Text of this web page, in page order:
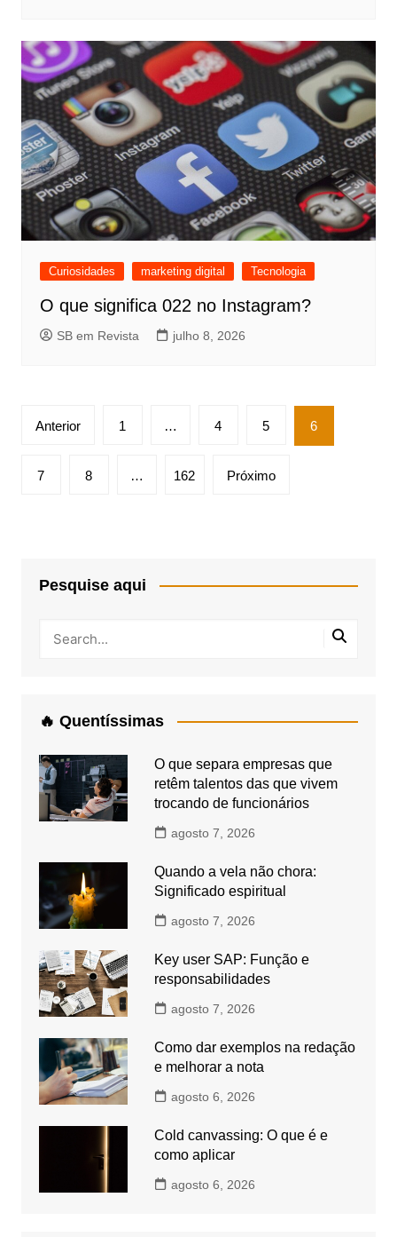
Curiosidades marketing digital Tecnologia
O que significa 022 no Instagram?
SB em Revista julho 8, 2026
Paginação
posts
Anterior 1 … 4 5 6
7 8 … 162 Próximo
Pesquise aqui
🔥 Quentíssimas
O que separa empresas que
retêm talentos das que vivem
trocando de funcionários
agosto 7, 2026
Quando a vela não chora:
Significado espiritual
agosto 7, 2026
Key user SAP: Função e
responsabilidades
agosto 7, 2026
Como dar exemplos na redação
e melhorar a nota
agosto 6, 2026
Cold canvassing: O que é e
como aplicar
agosto 6, 2026